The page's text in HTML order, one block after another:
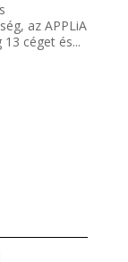
az APPLiA
céget és...